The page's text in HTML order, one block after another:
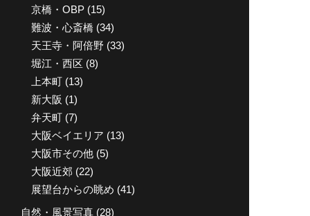
京橋・OBP (15)
難波・心斎橋 (34)
天王寺・阿倍野 (33)
堀江・西区 (8)
上本町 (13)
新大阪 (1)
弁天町 (7)
大阪ベイエリア (13)
大阪市その他 (5)
大阪近郊 (22)
展望台からの眺め (41)
自然・風景写真 (28)